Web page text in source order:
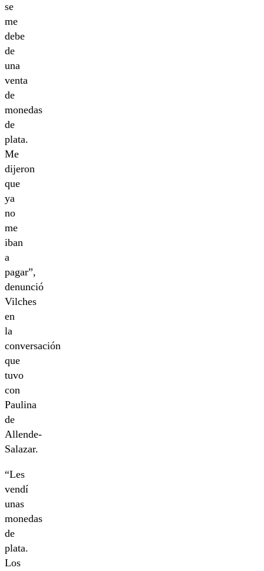
se
me
debe
de
una
venta
de
monedas
de
plata.
Me
dijeron
que
ya
no
me
iban
a
pagar”,
denunció
Vilches
en
la
conversación
que
tuvo
con
Paulina
de
Allende-
Salazar.
“Les
vendí
unas
monedas
de
plata.
Los